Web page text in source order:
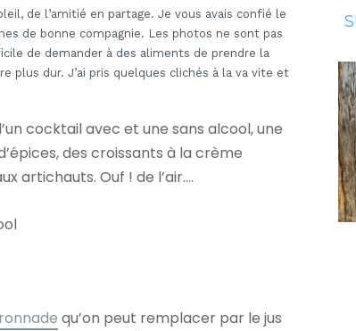
de l’amitié en partage. Je vous avais confié le
de bonne compagnie. Les photos ne sont pas
de demander à des aliments de prendre la
plus dur. J’ai pris quelques clichés à la va vite et
cocktail avec et une sans alcool, une
des croissants à la crème
artichauts. Ouf ! de l’air….
qu’on peut remplacer par le jus